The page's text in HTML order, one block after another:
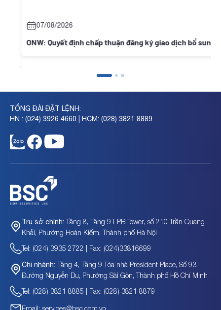
07/08/2026
ONW: Quyết định chấp thuận đăng ký giao dịch bổ sung
TỔNG ĐÀI ĐẶT LỆNH:
HN : (024) 3926 4660 | HCM: (028) 3821 8889
Trụ sở chính: Tầng 8, Tầng 9 LPB Tower, số 210 Trần Quang
Khải, Phường Hoàn Kiếm, Thành phố Hà Nội
Tel: (024) 3935 2722 | Fax: (024)33816699
Chi nhánh: Tầng 4, Tầng 9 Tòa nhà President Place, Số 93
Đường Nguyễn Du, Phường Sài Gòn, Thành phố Hồ Chí Minh
Tel: (028) 3821 8885 | Fax: (028) 3821 8879
Email: services@bsc.com.vn